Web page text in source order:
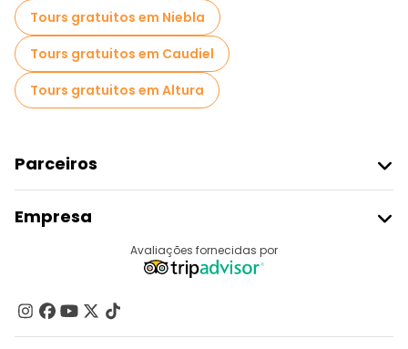
Tours gratuitos em Niebla
Tours gratuitos em Caudiel
Tours gratuitos em Altura
Parceiros
Registo Do Fornecedor
Programa De Afiliados
Empresa
Contacte-Nos
Grupos
Avaliações fornecidas por